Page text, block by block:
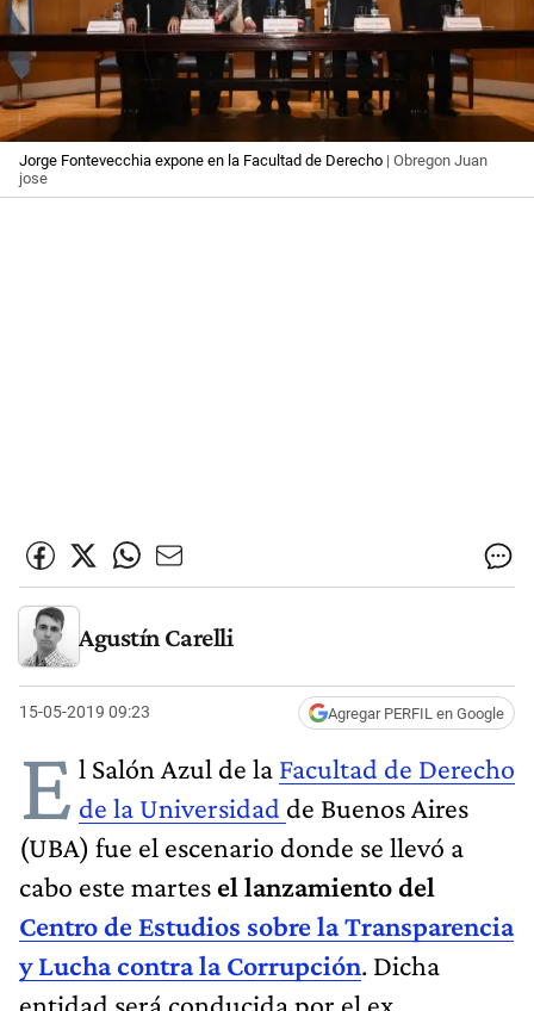
Jorge Fontevecchia expone en la Facultad de Derecho | Obregon Juan
jose
Agustín Carelli
15-05-2019 09:23 Agregar PERFIL en Google
E l Salón Azul de la Facultad de Derecho
de la Universidad de Buenos Aires
(UBA) fue el escenario donde se llevó a
cabo este martes el lanzamiento del
Centro de Estudios sobre la Transparencia
y Lucha contra la Corrupción. Dicha
entidad será conducida por el ex